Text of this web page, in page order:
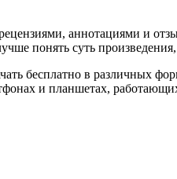
аннотациями и
понять суть
бесплатно в различных
и планшетах,